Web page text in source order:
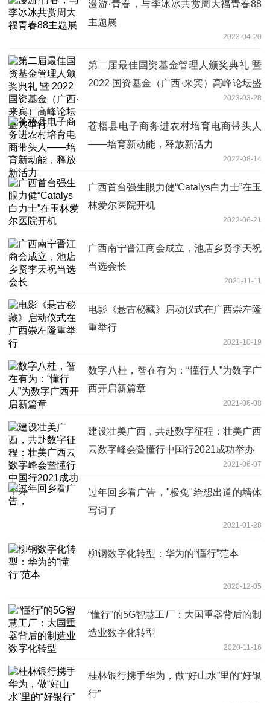
漫游·青春，与李冰冰共赏周大福青春88
主题展
2023-04-20
第二届最佳国资基金管理人颁奖典礼 暨
2022 国资基金（广西·来宾）高峰论坛盛
2023-03-28
苍梧县电子商务进农村培育电商带头人
——培育新动能，释放新活力
2022-08-14
广西首台强生眼力健“Catalys白力士”在玉
林爱尔医院开机
2022-06-21
广西南宁晋江商会成立，池店乡贤李天祝
当选会长
2021-11-11
电影《悬古秘藏》启动仪式在广西崇左隆
重举行
2021-10-19
数字八桂，智在有为：“懂行人”为数字广
西开启新篇章
2021-06-08
建设壮美广西，共赴数字征程：壮美广西
云数字峰会暨懂行中国行2021成功举办
2021-06-07
过年回乡看广告，"极兔"给想出道的墙体
写词了
2021-01-28
柳钢数字化转型：华为的“懂行”范本
2020-12-05
“懂行”的5G智慧工厂：大国重器背后的制
造业数字化转型
2020-11-16
桂林银行携手华为，做“好山水”里的“好银
行”